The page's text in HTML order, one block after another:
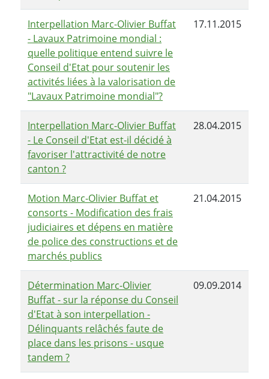
Interpellation Marc-Olivier Buffat
- Lavaux Patrimoine mondial :
quelle politique entend suivre le
Conseil d'Etat pour soutenir les
activités liées à la valorisation de
"Lavaux Patrimoine mondial"?
17.11.2015
Interpellation Marc-Olivier Buffat
- Le Conseil d'Etat est-il décidé à
favoriser l'attractivité de notre
canton ?
28.04.2015
Motion Marc-Olivier Buffat et
consorts - Modification des frais
judiciaires et dépens en matière
de police des constructions et de
marchés publics
21.04.2015
Détermination Marc-Olivier
Buffat - sur la réponse du Conseil
d'Etat à son interpellation -
Délinquants relâchés faute de
place dans les prisons - usque
tandem ?
09.09.2014